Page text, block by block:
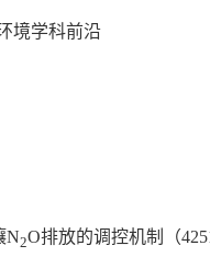
境学科前沿
N2O排放的调控机制（